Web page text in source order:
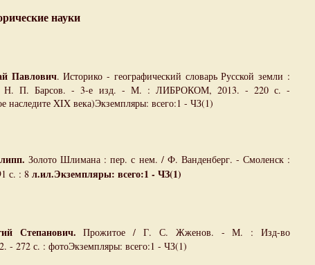
науки
Павлович. Историко - географический словарь Русской земли :
П. Барсов. - 3-е изд. - М. : ЛИБРОКОМ, 2013. - 220 с. -
наследите XIX века)Экземпляры: всего:1 - ЧЗ(1)
Золото Шлимана : пер. с нем. / Ф. Ванденберг. - Смоленск :
с. : 8 л.ил.Экземпляры: всего:1 - ЧЗ(1)
Степанович. Прожитое / Г. С. Жженов. - М. : Изд-во
- 272 с. : фотоЭкземпляры: всего:1 - ЧЗ(1)